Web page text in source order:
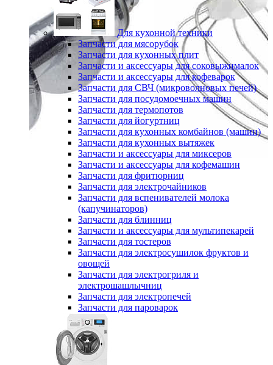
Для кухонной техники
Запчасти для мясорубок
Запчасти для кухонных плит
Запчасти и аксессуары для соковыжималок
Запчасти и аксессуары для кофеварок
Запчасти для СВЧ (микроволновых печей)
Запчасти для посудомоечных машин
Запчасти для термопотов
Запчасти для йогуртниц
Запчасти для кухонных комбайнов (машин)
Запчасти для кухонных вытяжек
Запчасти и аксессуары для миксеров
Запчасти и аксессуары для кофемашин
Запчасти для фритюрниц
Запчасти для электрочайников
Запчасти для вспенивателей молока
(капучинаторов)
Запчасти для блинниц
Запчасти и аксессуары для мультипекарей
Запчасти для тостеров
Запчасти для электросушилок фруктов и
овощей
Запчасти для электрогриля и
электрошашлычниц
Запчасти для электропечей
Запчасти для пароварок